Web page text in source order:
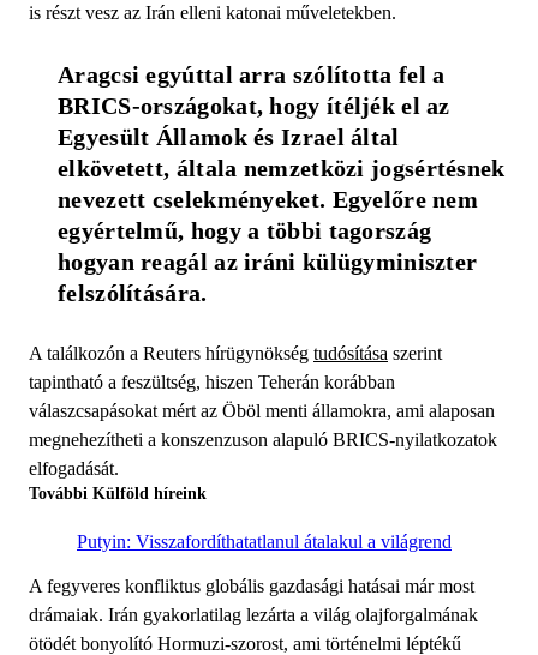
is részt vesz az Irán elleni katonai műveletekben.
Aragcsi egyúttal arra szólította fel a
BRICS-országokat, hogy ítéljék el az
Egyesült Államok és Izrael által
elkövetett, általa nemzetközi jogsértésnek
nevezett cselekményeket. Egyelőre nem
egyértelmű, hogy a többi tagország
hogyan reagál az iráni külügyminiszter
felszólítására.
A találkozón a Reuters hírügynökség tudósítása szerint
tapintható a feszültség, hiszen Teherán korábban
válaszcsapásokat mért az Öböl menti államokra, ami alaposan
megnehezítheti a konszenzuson alapuló BRICS-nyilatkozatok
elfogadását.
További Külföld híreink
Putyin: Visszafordíthatatlanul átalakul a világrend
A fegyveres konfliktus globális gazdasági hatásai már most
drámaiak. Irán gyakorlatilag lezárta a világ olajforgalmának
ötödét bonyolító Hormuzi-szorost, ami történelmi léptékű